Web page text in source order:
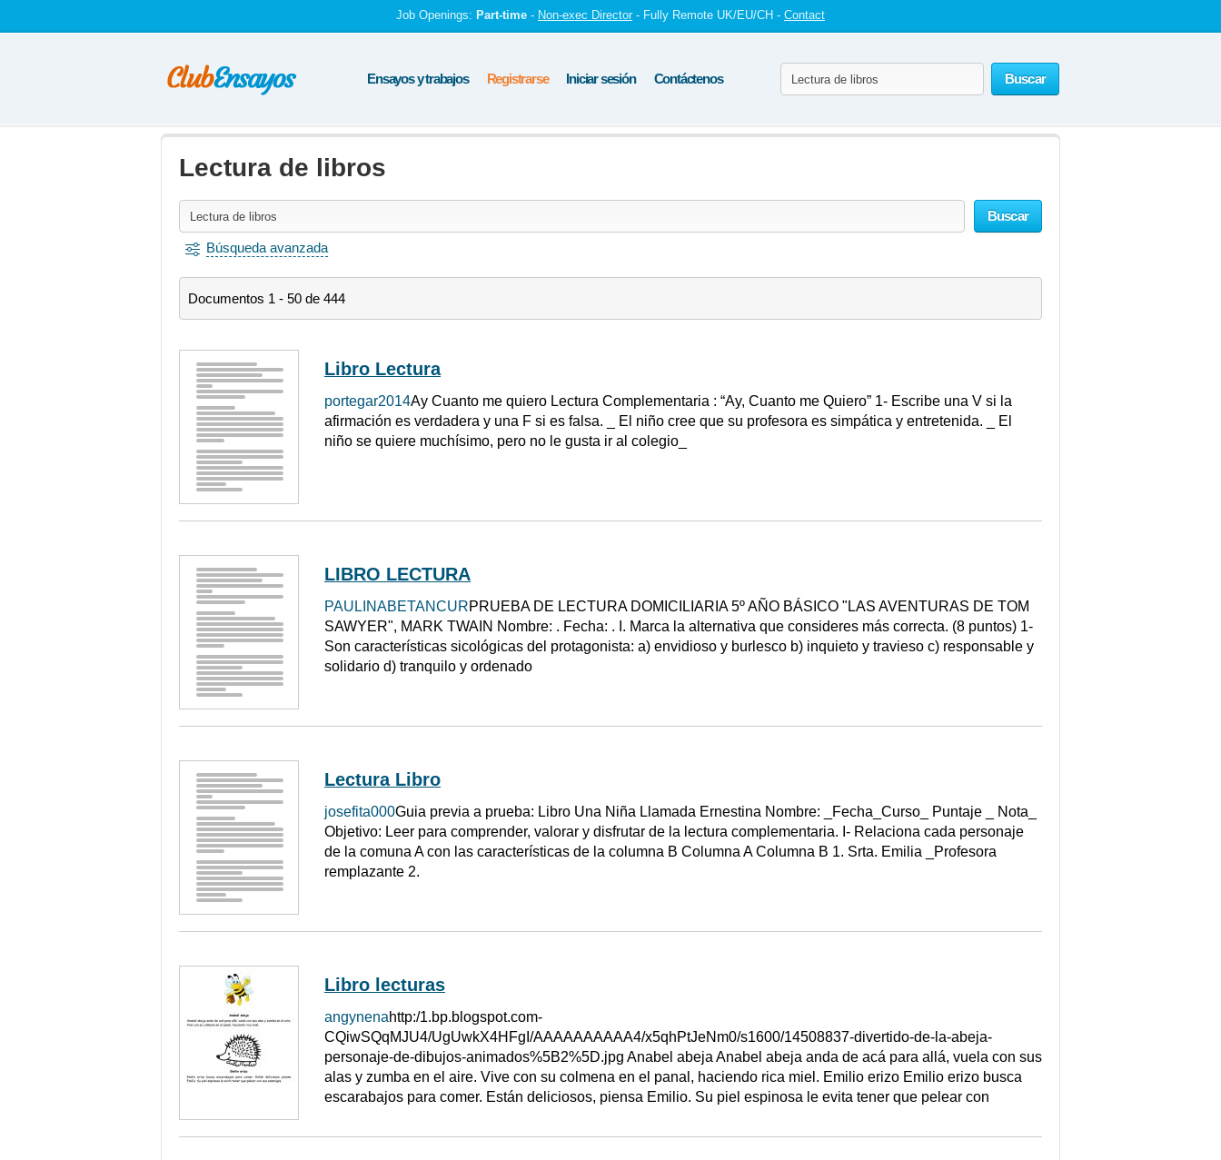
Job Openings: Part-time - Non-exec Director - Fully Remote UK/EU/CH - Contact
Buscar
Ensayos y trabajos Registrarse Iniciar sesión Contáctenos
Lectura de libros
Buscar
Búsqueda avanzada
Documentos 1 - 50 de 444
Libro Lectura
portegar2014Ay Cuanto me quiero Lectura Complementaria : “Ay, Cuanto me Quiero” 1- Escribe una V si la
afirmación es verdadera y una F si es falsa. _ El niño cree que su profesora es simpática y entretenida. _ El
niño se quiere muchísimo, pero no le gusta ir al colegio_
LIBRO LECTURA
PAULINABETANCURPRUEBA DE LECTURA DOMICILIARIA 5º AÑO BÁSICO "LAS AVENTURAS DE TOM
SAWYER", MARK TWAIN Nombre: . Fecha: . I. Marca la alternativa que consideres más correcta. (8 puntos) 1-
Son características sicológicas del protagonista: a) envidioso y burlesco b) inquieto y travieso c) responsable y
solidario d) tranquilo y ordenado
Lectura Libro
josefita000Guia previa a prueba: Libro Una Niña Llamada Ernestina Nombre: _Fecha_Curso_ Puntaje _ Nota_
Objetivo: Leer para comprender, valorar y disfrutar de la lectura complementaria. I- Relaciona cada personaje
de la comuna A con las características de la columna B Columna A Columna B 1. Srta. Emilia _Profesora
remplazante 2.
Libro lecturas
angynenahttp:/1.bp.blogspot.com-
CQiwSQqMJU4/UgUwkX4HFgI/AAAAAAAAAA4/x5qhPtJeNm0/s1600/14508837-divertido-de-la-abeja-
personaje-de-dibujos-animados%5B2%5D.jpg Anabel abeja Anabel abeja anda de acá para allá, vuela con sus
alas y zumba en el aire. Vive con su colmena en el panal, haciendo rica miel. Emilio erizo Emilio erizo busca
escarabajos para comer. Están deliciosos, piensa Emilio. Su piel espinosa le evita tener que pelear con